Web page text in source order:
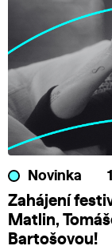
Novinka
Zahájení
Matlin,
Bartošovou!